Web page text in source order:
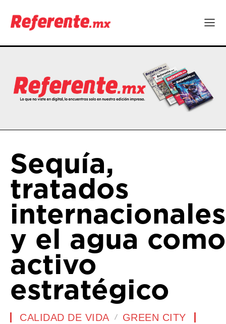
Sequía,
tratados
internacionales
y el agua como
activo
estratégico
CALIDAD DE VIDA GREEN CITY